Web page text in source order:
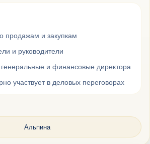
продажам и закупкам
и руководители
и финансовые директора
участвует в деловых переговорах
Альпина